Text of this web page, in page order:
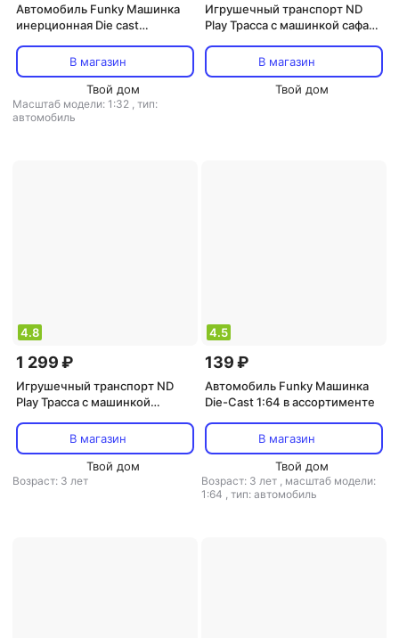
Автомобиль Funky Машинка
инерционная Die cast
открывающимися дверьми
1:32 в ассортименте
В магазин
Твой дом
Масштаб модели: 1:32 , тип:
автомобиль
Игрушечный транспорт ND
Play Трасса с машинкой сафари
В магазин
Твой дом
4.8
1 299 ₽
Игрушечный транспорт ND
Play Трасса с машинкой
В магазин
Твой дом
Возраст: 3 лет
4.5
139 ₽
Автомобиль Funky Машинка
Die-Cast 1:64 в ассортименте
В магазин
Твой дом
Возраст: 3 лет , масштаб модели:
1:64 , тип: автомобиль